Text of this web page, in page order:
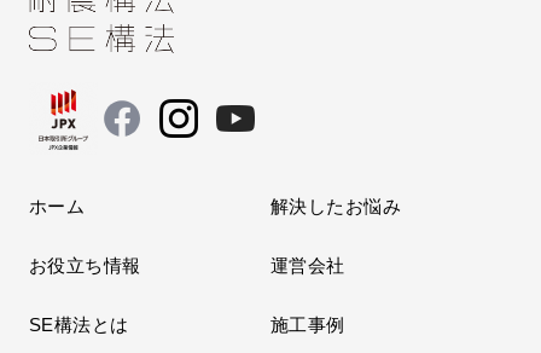
ホーム 解決したお悩み
お役立ち情報 運営会社
SE構法とは 施工事例